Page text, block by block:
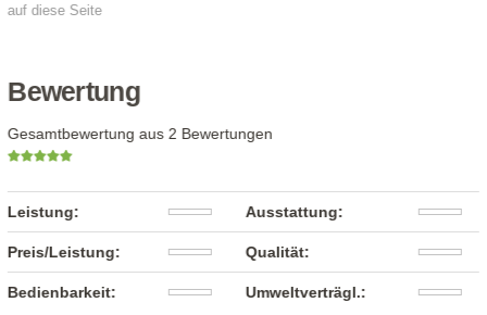
auf diese Seite
Bewertung
Gesamtbewertung aus 2 Bewertungen
Leistung: Ausstattung:
Preis/Leistung: Qualität:
Bedienbarkeit: Umweltverträgl.: